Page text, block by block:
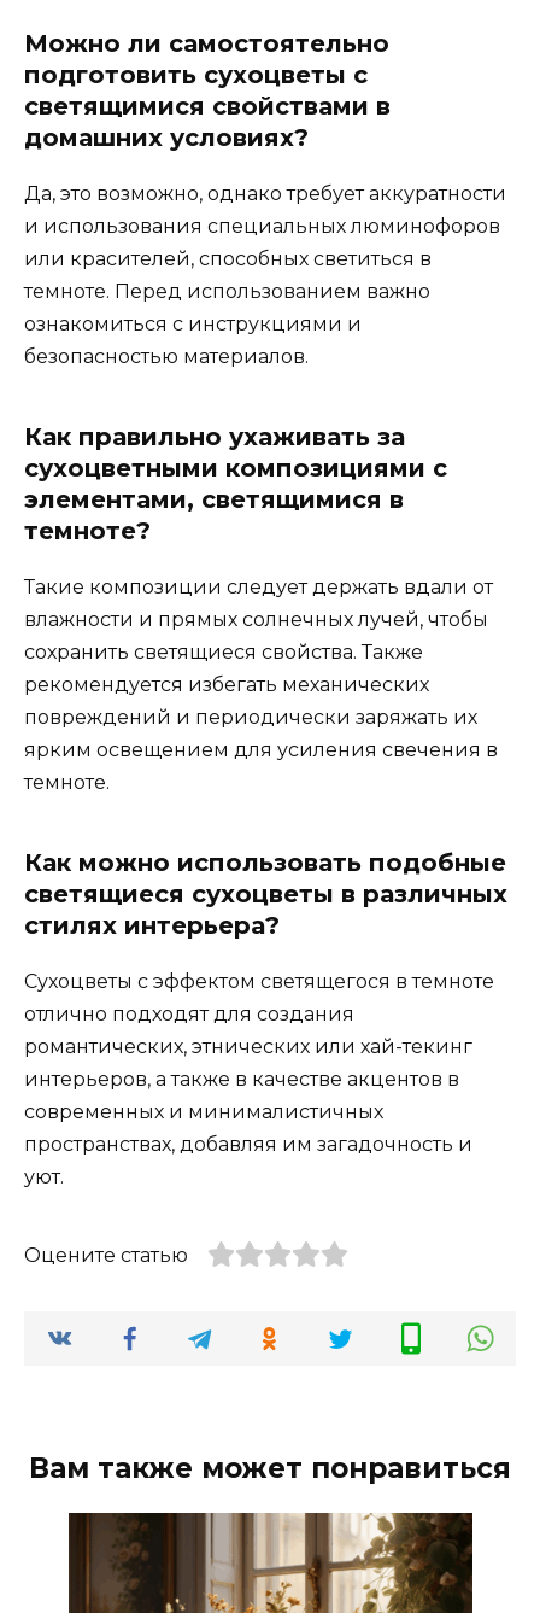
Можно ли самостоятельно
подготовить сухоцветы с
светящимися свойствами в
домашних условиях?
Да, это возможно, однако требует аккуратности
и использования специальных люминофоров
или красителей, способных светиться в
темноте. Перед использованием важно
ознакомиться с инструкциями и
безопасностью материалов.
Как правильно ухаживать за
сухоцветными композициями с
элементами, светящимися в
темноте?
Такие композиции следует держать вдали от
влажности и прямых солнечных лучей, чтобы
сохранить светящиеся свойства. Также
рекомендуется избегать механических
повреждений и периодически заряжать их
ярким освещением для усиления свечения в
темноте.
Как можно использовать подобные
светящиеся сухоцветы в различных
стилях интерьера?
Сухоцветы с эффектом светящегося в темноте
отлично подходят для создания
романтических, этнических или хай-текинг
интерьеров, а также в качестве акцентов в
современных и минималистичных
пространствах, добавляя им загадочность и
уют.
Оцените статью
Вам также может понравиться